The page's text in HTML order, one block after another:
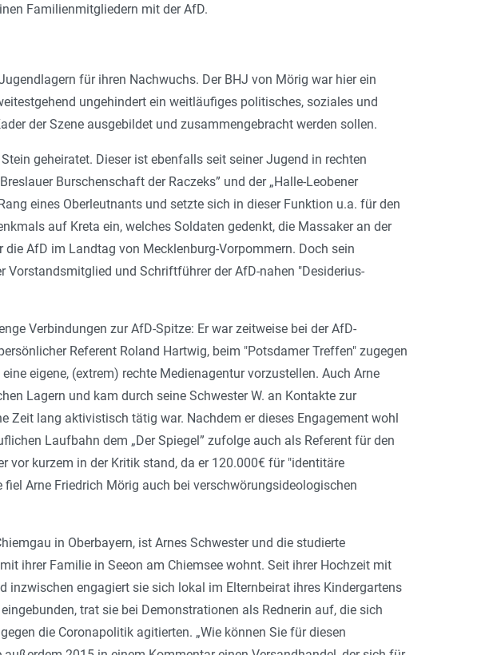
Familienmitgliedern mit der AfD.
für ihren Nachwuchs. Der BHJ von Mörig war hier ein
ungehindert ein weitläufiges politisches, soziales und
der Szene ausgebildet und zusammengebracht werden sollen.
geheiratet. Dieser ist ebenfalls seit seiner Jugend in rechten
Burschenschaft der Raczeks” und der „Halle-Leobener
eines Oberleutnants und setzte sich in dieser Funktion u.a. für den
auf Kreta ein, welches Soldaten gedenkt, die Massaker an der
AfD im Landtag von Mecklenburg-Vorpommern. Doch sein
und Schriftführer der AfD-nahen "Desiderius-
Verbindungen zur AfD-Spitze: Er war zeitweise bei der AfD-
Referent Roland Hartwig, beim "Potsdamer Treffen" zugegen
eigene, (extrem) rechte Medienagentur vorzustellen. Auch Arne
Lagern und kam durch seine Schwester W. an Kontakte zur
Zeit lang aktivistisch tätig war. Nachdem er dieses Engagement wohl
Laufbahn dem „Der Spiegel” zufolge auch als Referent für den
vor kurzem in der Kritik stand, da er 120.000€ für "identitäre
Arne Friedrich Mörig auch bei verschwörungsideologischen
in Oberbayern, ist Arnes Schwester und die studierte
ihrer Familie in Seeon am Chiemsee wohnt. Seit ihrer Hochzeit mit
engagiert sie sich lokal im Elternbeirat ihres Kindergartens
trat sie bei Demonstrationen als Rednerin auf, die sich
die Corona­politik agitierten. „Wie können Sie für diesen